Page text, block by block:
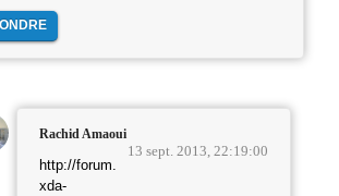
Rachid Amaoui
13 sept. 2013, 22:19:00
http://forum.
xda-